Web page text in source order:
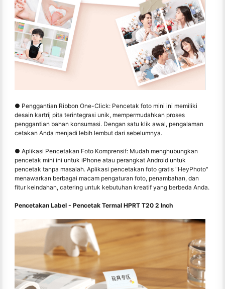
● Penggantian Ribbon One-Click: Pencetak foto mini ini memiliki
desain kartrij pita terintegrasi unik, mempermudahkan proses
penggantian bahan konsumasi. Dengan satu klik awal, pengalaman
cetakan Anda menjadi lebih lembut dari sebelumnya.
● Aplikasi Pencetakan Foto Komprensif: Mudah menghubungkan
pencetak mini ini untuk iPhone atau perangkat Android untuk
pencetak tanpa masalah. Aplikasi pencetakan foto gratis "HeyPhoto"
menawarkan berbagai macam pengaturan foto, penambahan, dan
fitur keindahan, catering untuk kebutuhan kreatif yang berbeda Anda.
Pencetakan Label - Pencetak Termal HPRT T20 2 Inch